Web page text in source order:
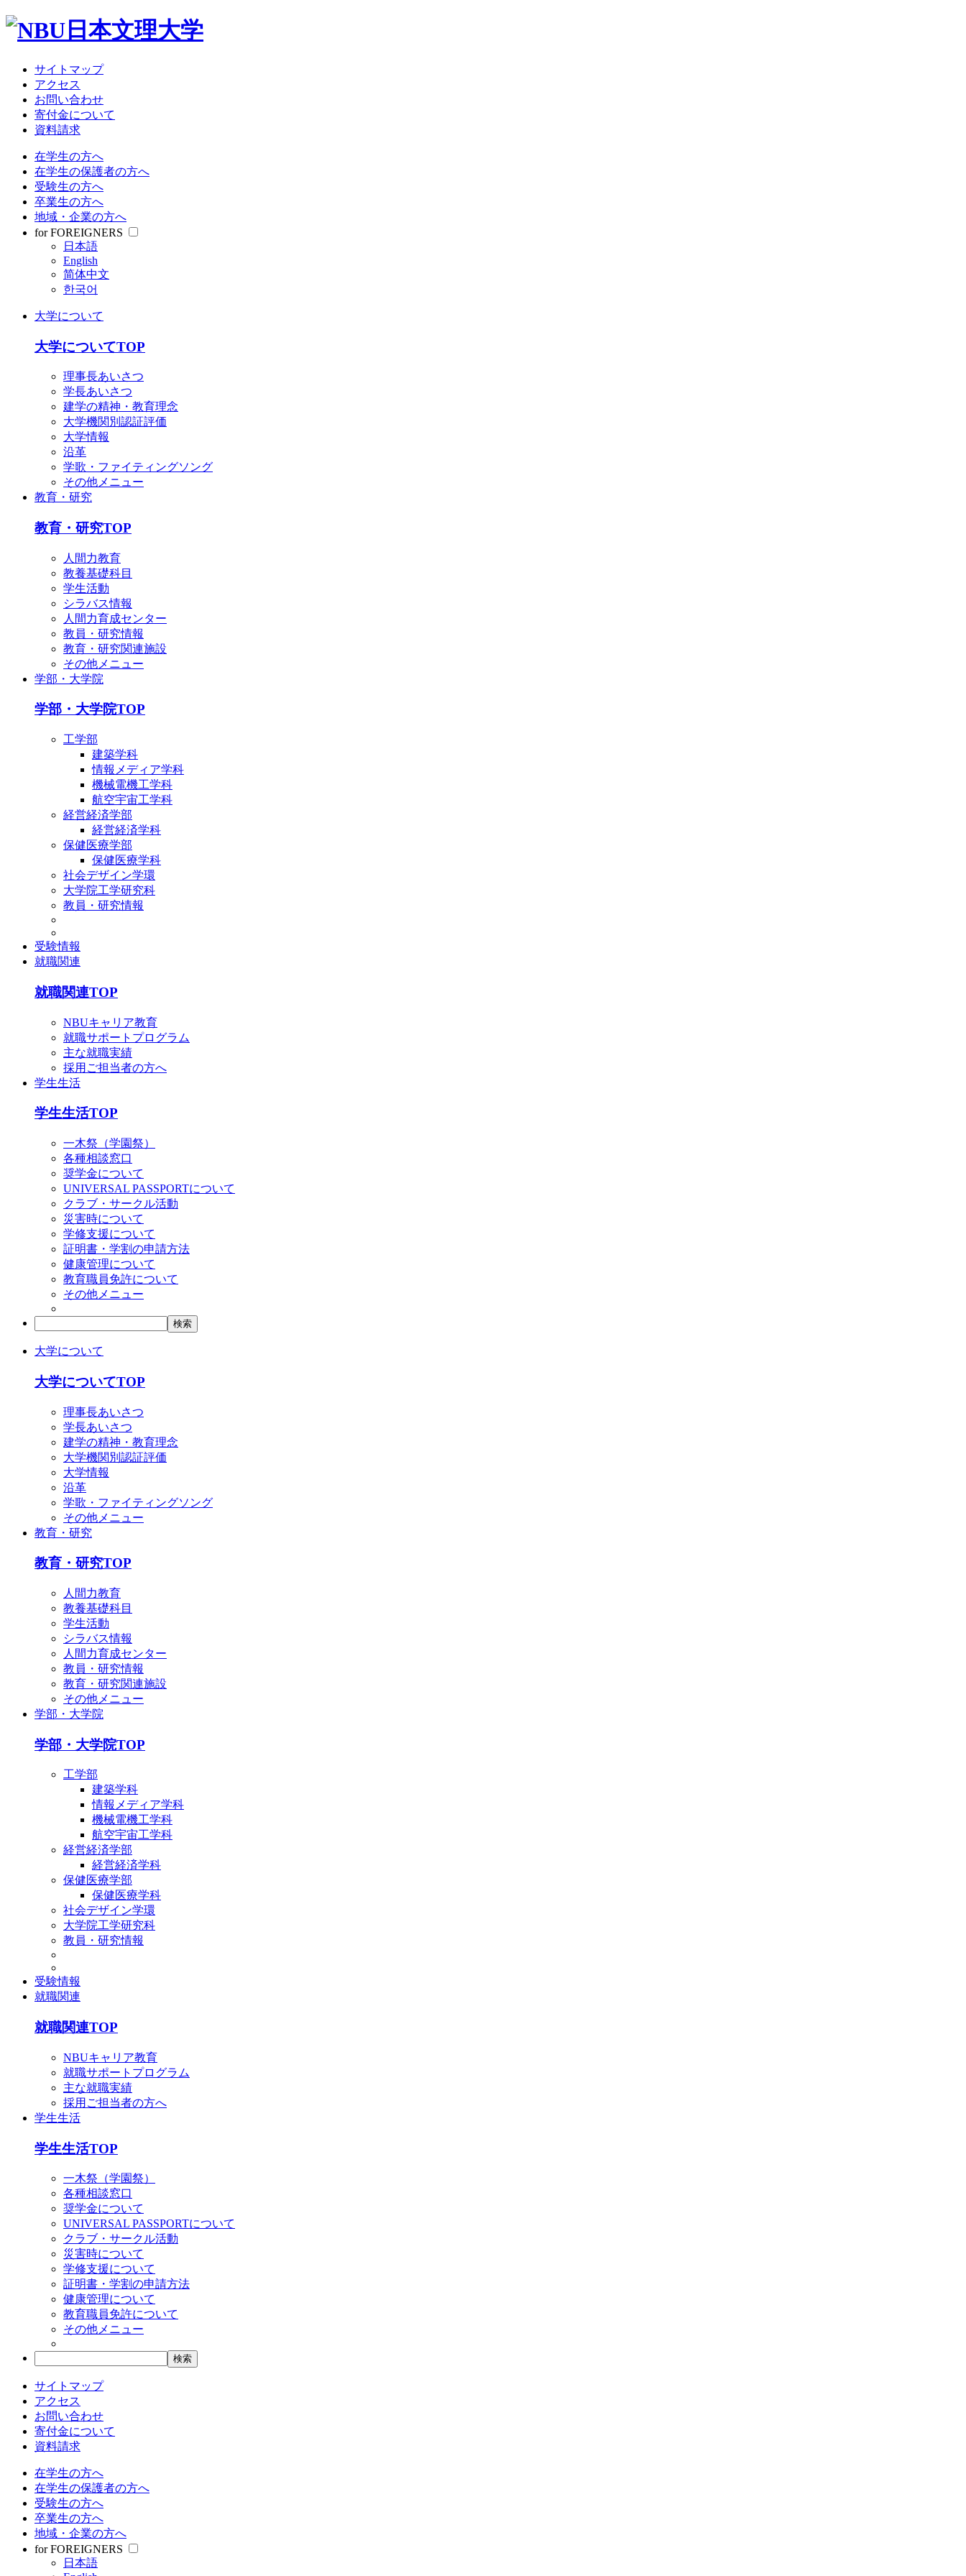
サイトマップ
アクセス
お問い合わせ
寄付金について
資料請求
在学生の方へ
在学生の保護者の方へ
受験生の方へ
卒業生の方へ
地域・企業の方へ
for FOREIGNERS
日本語
English
简体中文
한국어
大学について
大学についてTOP
理事長あいさつ
学長あいさつ
建学の精神・教育理念
大学機関別認証評価
大学情報
沿革
学歌・ファイティングソング
その他メニュー
教育・研究
教育・研究TOP
人間力教育
教養基礎科目
学生活動
シラバス情報
人間力育成センター
教員・研究情報
教育・研究関連施設
その他メニュー
学部・大学院
学部・大学院TOP
工学部
建築学科
情報メディア学科
機械電機工学科
航空宇宙工学科
経営経済学部
経営経済学科
保健医療学部
保健医療学科
社会デザイン学環
大学院工学研究科
教員・研究情報
受験情報
就職関連
就職関連TOP
NBUキャリア教育
就職サポートプログラム
主な就職実績
採用ご担当者の方へ
学生生活
学生生活TOP
一木祭（学園祭）
各種相談窓口
奨学金について
UNIVERSAL PASSPORTについて
クラブ・サークル活動
災害時について
学修支援について
証明書・学割の申請方法
健康管理について
教育職員免許について
その他メニュー
大学について
大学についてTOP
理事長あいさつ
学長あいさつ
建学の精神・教育理念
大学機関別認証評価
大学情報
沿革
学歌・ファイティングソング
その他メニュー
教育・研究
教育・研究TOP
人間力教育
教養基礎科目
学生活動
シラバス情報
人間力育成センター
教員・研究情報
教育・研究関連施設
その他メニュー
学部・大学院
学部・大学院TOP
工学部
建築学科
情報メディア学科
機械電機工学科
航空宇宙工学科
経営経済学部
経営経済学科
保健医療学部
保健医療学科
社会デザイン学環
大学院工学研究科
教員・研究情報
受験情報
就職関連
就職関連TOP
NBUキャリア教育
就職サポートプログラム
主な就職実績
採用ご担当者の方へ
学生生活
学生生活TOP
一木祭（学園祭）
各種相談窓口
奨学金について
UNIVERSAL PASSPORTについて
クラブ・サークル活動
災害時について
学修支援について
証明書・学割の申請方法
健康管理について
教育職員免許について
その他メニュー
サイトマップ
アクセス
お問い合わせ
寄付金について
資料請求
在学生の方へ
在学生の保護者の方へ
受験生の方へ
卒業生の方へ
地域・企業の方へ
for FOREIGNERS
日本語